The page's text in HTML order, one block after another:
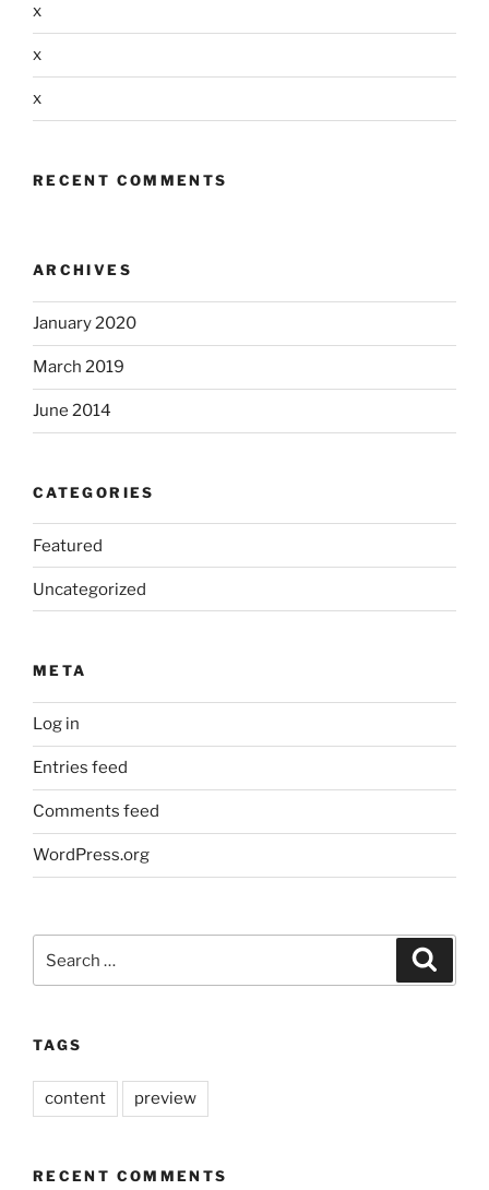
x
x
x
RECENT COMMENTS
ARCHIVES
January 2020
March 2019
June 2014
CATEGORIES
Featured
Uncategorized
META
Log in
Entries feed
Comments feed
WordPress.org
for:
TAGS
content preview
RECENT COMMENTS